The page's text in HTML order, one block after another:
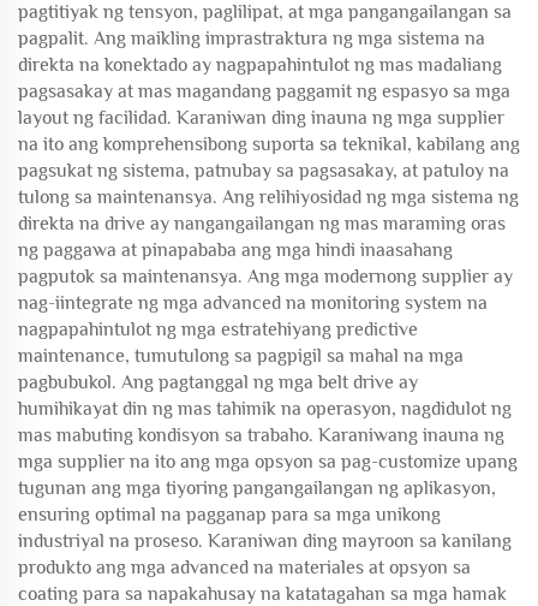
pagtitiyak ng tensyon, paglilipat, at mga pangangailangan sa
pagpalit. Ang maikling imprastraktura ng mga sistema na
direkta na konektado ay nagpapahintulot ng mas madaliang
pagsasakay at mas magandang paggamit ng espasyo sa mga
layout ng facilidad. Karaniwan ding inauna ng mga supplier
na ito ang komprehensibong suporta sa teknikal, kabilang ang
pagsukat ng sistema, patnubay sa pagsasakay, at patuloy na
tulong sa maintenansya. Ang relihiyosidad ng mga sistema ng
direkta na drive ay nangangailangan ng mas maraming oras
ng paggawa at pinapababa ang mga hindi inaasahang
pagputok sa maintenansya. Ang mga modernong supplier ay
nag-iintegrate ng mga advanced na monitoring system na
nagpapahintulot ng mga estratehiyang predictive
maintenance, tumutulong sa pagpigil sa mahal na mga
pagbubukol. Ang pagtanggal ng mga belt drive ay
humihikayat din ng mas tahimik na operasyon, nagdidulot ng
mas mabuting kondisyon sa trabaho. Karaniwang inauna ng
mga supplier na ito ang mga opsyon sa pag-customize upang
tugunan ang mga tiyoring pangangailangan ng aplikasyon,
ensuring optimal na pagganap para sa mga unikong
industriyal na proseso. Karaniwan ding mayroon sa kanilang
produkto ang mga advanced na materiales at opsyon sa
coating para sa napakahusay na katatagahan sa mga hamak